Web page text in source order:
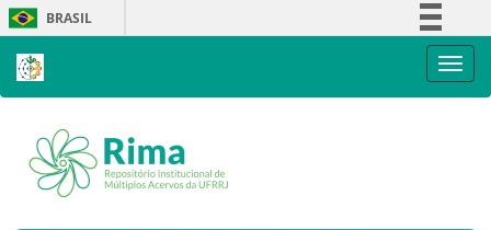
Skip
navigation
BRASIL